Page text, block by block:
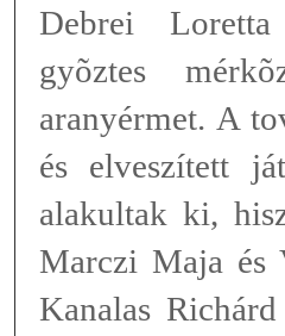
Debrei
gyõztes
aranyérmet. A
és elveszített
alakultak ki,
Marczi Maja és
Kanalas